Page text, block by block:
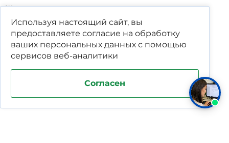
Шопперы
Универсальные лотки для крупного мусора
Корзины для КНС
Уцененные товары
Используя настоящий сайт, вы
предоставляете согласие на обработку
ваших персональных данных с помощью
сервисов веб-аналитики
Согласен